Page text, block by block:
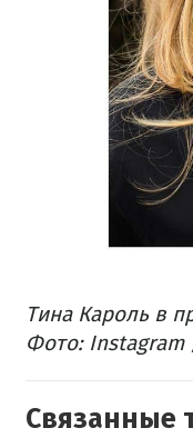
Тина Кароль в
Фото:
Связанные